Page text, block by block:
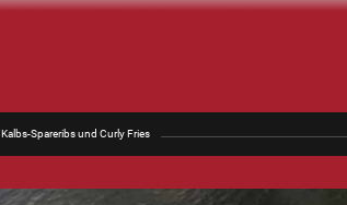
Kalbs-Spareribs und Curly Fries